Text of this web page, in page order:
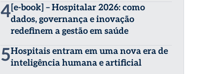
4[e-book] – Hospitalar 2026: como
dados, governança e inovação
redefinem a gestão em saúde
5Hospitais entram em uma nova era de
inteligência humana e artificial